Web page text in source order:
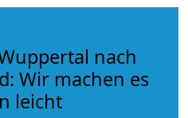
nach
Wir machen es
leicht